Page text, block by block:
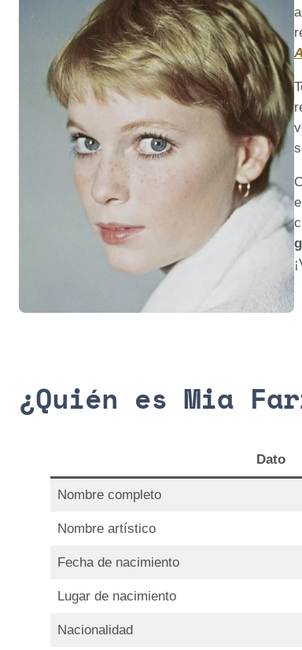
¿Quién es Mia
Dato
Nombre completo
Nombre artístico
Fecha de nacimiento
Lugar de nacimiento
Nacionalidad